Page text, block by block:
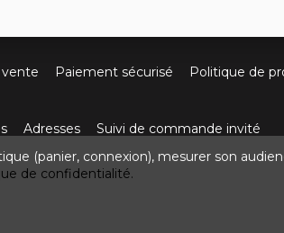
Paiement sécurisé Politique de
Adresses Suivi de commande invité
48800 Pied-de-Borne
(panier, connexion), mesurer son
de confidentialité.